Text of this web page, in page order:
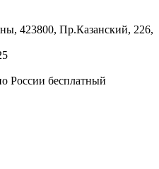
423800, Пр.Казанский, 226,
России бесплатный